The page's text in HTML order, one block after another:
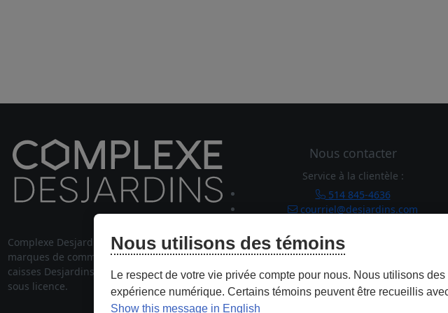
Complexe Desjardins MDet son logo sont des
marques de commerce de la Fédération des
caisses Desjardins du Québec, employées
sous licence.
Nous contacter
Service à la clientèle :
514 845-4636
courriel@desjardins.com
514 281-7000 poste 5162278
Nous utilisons des témoins
Le respect de votre vie privée compte pour nous. Nous utilisons
expérience numérique. Certains témoins peuvent être recueillis
Show this message in English